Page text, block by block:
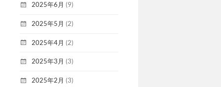
2025年6月 (9)
2025年5月 (2)
2025年4月 (2)
2025年3月 (3)
2025年2月 (3)